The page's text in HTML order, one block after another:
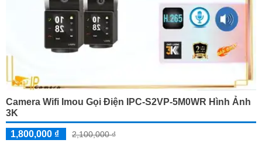
Camera Wifi Imou Gọi Điện IPC-S2VP-5M0WR Hình Ảnh
3K
1,800,000 ₫ 2,100,000 ₫